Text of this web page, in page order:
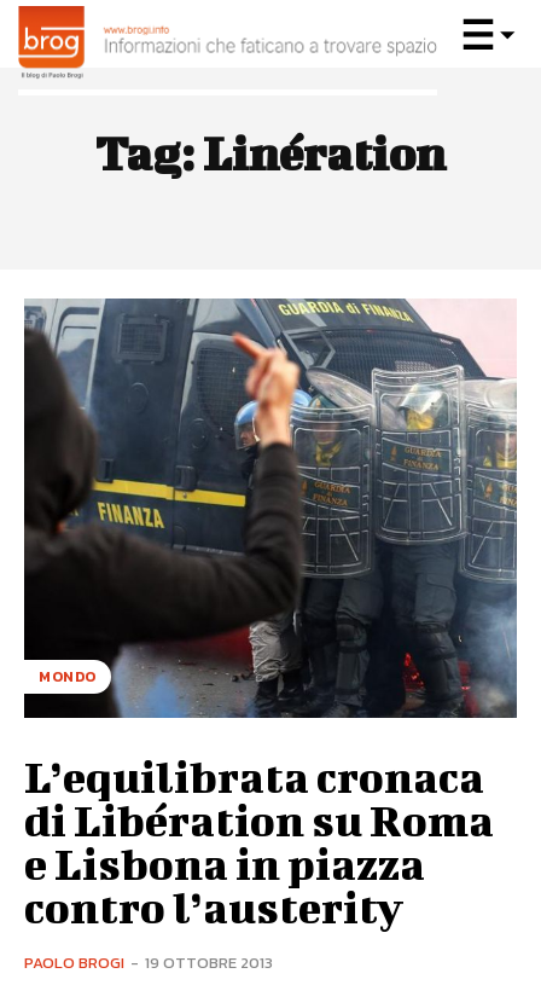
Tag:Linération
MONDO
L’equilibrata cronaca
di Libération su Roma
e Lisbona in piazza
contro l’austerity
PAOLO BROGI - 19 OTTOBRE 2013